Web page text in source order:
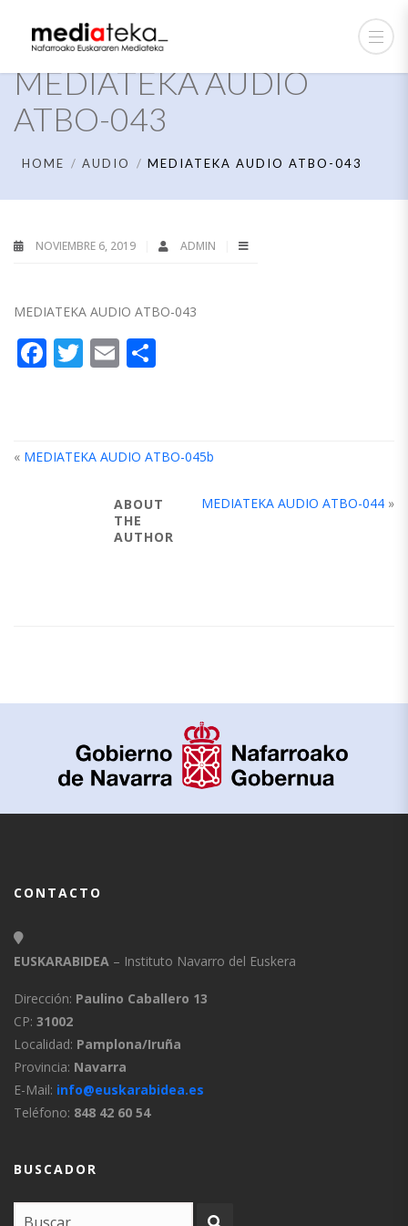
MEDIATEKA AUDIO
ATBO-043
HOME AUDIO MEDIATEKA AUDIO ATBO-043
NOVIEMBRE 6, 2019 ADMIN
MEDIATEKA AUDIO ATBO-043
Facebook
Twitter
Email
« MEDIATEKA AUDIO ATBO-045b
MEDIATEKA AUDIO ATBO-044 »
ABOUT
THE
AUTHOR
CONTACTO
EUSKARABIDEA – Instituto Navarro del Euskera
Dirección: Paulino Caballero 13
CP: 31002
Localidad: Pamplona/Iruña
Provincia: Navarra
E-Mail: info@euskarabidea.es
Teléfono: 848 42 60 54
BUSCADOR